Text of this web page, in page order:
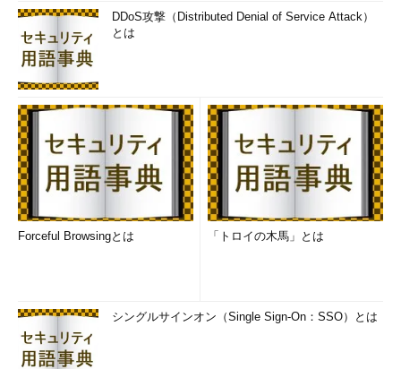
DDoS攻撃（Distributed Denial of Service Attack）
とは
Forceful Browsingとは 「トロイの木馬」とは
シングルサインオン（Single Sign-On：SSO）とは